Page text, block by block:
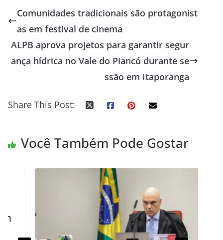
Comunidades tradicionais são protagonist
as em festival de cinema
ALPB aprova projetos para garantir segur
ança hídrica no Vale do Piancó durante se
ssão em Itaporanga
Share This Post:
Você Também Pode Gostar